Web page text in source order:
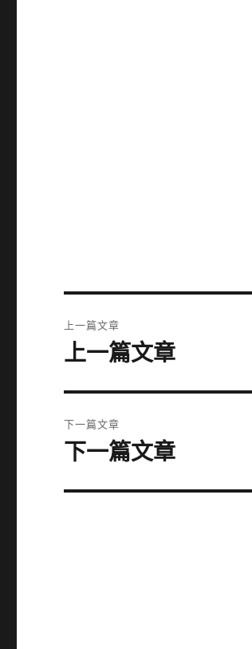
章
上一篇文章
上
篇
文
章:
上一篇文章
下一篇文章
下
篇
下一篇文章